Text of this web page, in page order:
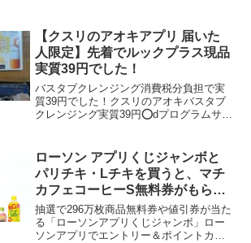
店舗（4月27日時点）※1店舗100本限定
（...
【クスリのアオキアプリ 届いた
人限定】先着でルックプラス現品
実質39円でした！
バスタブクレンジング消費税分負担で実
質39円でした！クスリのアオキバスタブ
クレンジング実質39円⭕️dプログラムサン
円以上購入しお買物券500円×3枚使って
きまし...
ローソン アプリくじジャンボと
パリチキ・Lチキを買うと、マチ
カフェコーヒーS無料券がもらえ
る！
抽選で296万枚商品無料券や値引券が当た
る「ローソンアプリくじジャンボ」ロー
ソンアプリでエントリー＆ポイントカー